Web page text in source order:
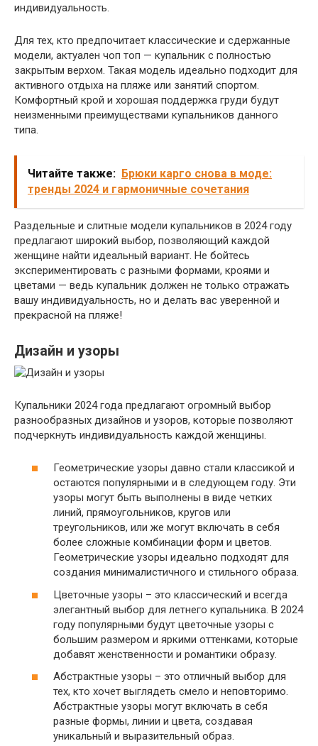
индивидуальность.
Для тех, кто предпочитает классические и сдержанные
модели, актуален чоп топ — купальник с полностью
закрытым верхом. Такая модель идеально подходит для
активного отдыха на пляже или занятий спортом.
Комфортный крой и хорошая поддержка груди будут
неизменными преимуществами купальников данного
типа.
Читайте также: Брюки карго снова в моде:
тренды 2024 и гармоничные сочетания
Раздельные и слитные модели купальников в 2024 году
предлагают широкий выбор, позволяющий каждой
женщине найти идеальный вариант. Не бойтесь
экспериментировать с разными формами, кроями и
цветами — ведь купальник должен не только отражать
вашу индивидуальность, но и делать вас уверенной и
прекрасной на пляже!
Дизайн и узоры
Купальники 2024 года предлагают огромный выбор
разнообразных дизайнов и узоров, которые позволяют
подчеркнуть индивидуальность каждой женщины.
Геометрические узоры давно стали классикой и
остаются популярными и в следующем году. Эти
узоры могут быть выполнены в виде четких
линий, прямоугольников, кругов или
треугольников, или же могут включать в себя
более сложные комбинации форм и цветов.
Геометрические узоры идеально подходят для
создания минималистичного и стильного образа.
Цветочные узоры – это классический и всегда
элегантный выбор для летнего купальника. В 2024
году популярными будут цветочные узоры с
большим размером и яркими оттенками, которые
добавят женственности и романтики образу.
Абстрактные узоры – это отличный выбор для
тех, кто хочет выглядеть смело и неповторимо.
Абстрактные узоры могут включать в себя
разные формы, линии и цвета, создавая
уникальный и выразительный образ.